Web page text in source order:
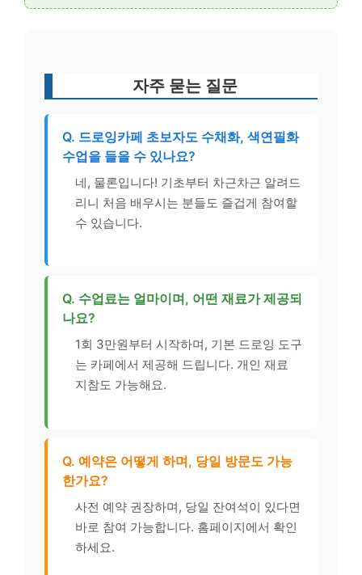
자주 묻는 질문
Q. 드로잉카페 초보자도 수채화, 색연필화
수업을 들을 수 있나요?
네, 물론입니다! 기초부터 차근차근 알려드
리니 처음 배우시는 분들도 즐겁게 참여할
수 있습니다.
Q. 수업료는 얼마이며, 어떤 재료가 제공되
나요?
1회 3만원부터 시작하며, 기본 드로잉 도구
는 카페에서 제공해 드립니다. 개인 재료
지참도 가능해요.
Q. 예약은 어떻게 하며, 당일 방문도 가능
한가요?
사전 예약 권장하며, 당일 잔여석이 있다면
바로 참여 가능합니다. 홈페이지에서 확인
하세요.